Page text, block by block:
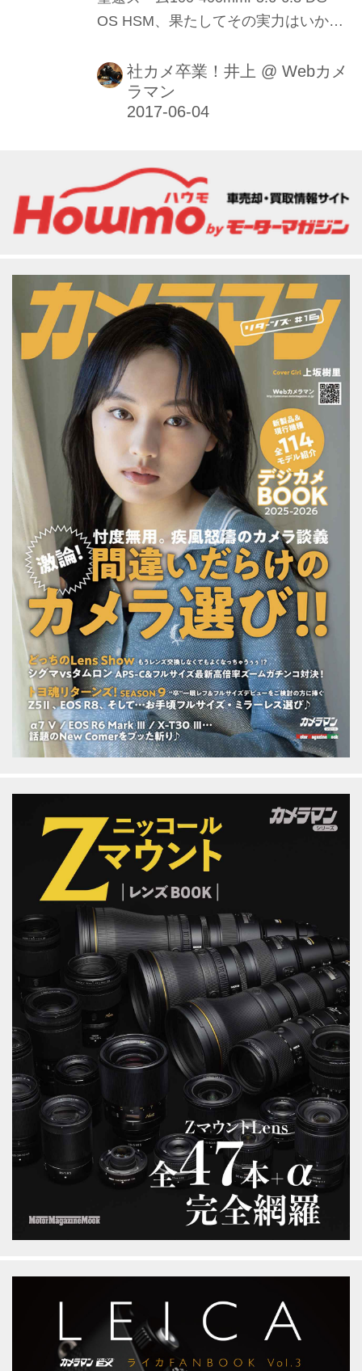
OS HSM、果たしてその実力はいか
の撮影エリアから使用してみた。
社カメ卒業！井上 @ Webカメ
ラマン